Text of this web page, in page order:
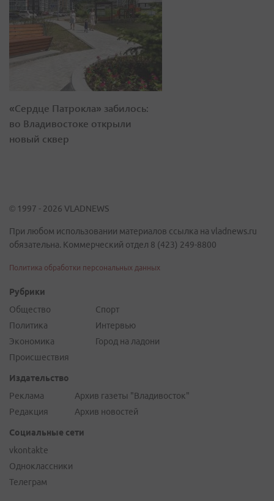
«Сердце Патрокла» забилось:
во Владивостоке открыли
новый сквер
© 1997 - 2026 VLADNEWS
При любом использовании материалов ссылка на vladnews.ru
обязательна. Коммерческий отдел 8 (423) 249-8800
Политика обработки персональных данных
Рубрики
Общество
Политика
Экономика
Происшествия
Спорт
Интервью
Город на ладони
Издательство
Реклама
Редакция
Архив газеты "Владивосток"
Архив новостей
Социальные сети
vkontakte
Одноклассники
Телеграм